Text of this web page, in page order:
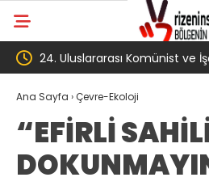
Partileri ‘Çerçeve yasa’
Komisyonu’ndan
Ana Sayfa ›Çevre-Ekoloji
“EFİRLİ